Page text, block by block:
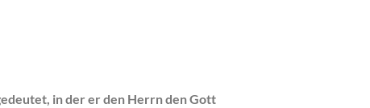
in der er den Herrn den Gott